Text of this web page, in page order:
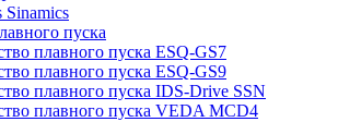
Sinamics
пуска
плавного пуска ESQ-GS7
плавного пуска ESQ-GS9
плавного пуска IDS-Drive SSN
плавного пуска VEDA MCD4